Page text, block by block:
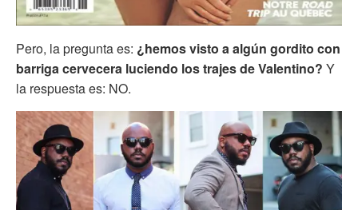
Pero, la pregunta es: ¿hemos visto a algún gordito con
barriga cervecera luciendo los trajes de Valentino? Y
la respuesta es: NO.